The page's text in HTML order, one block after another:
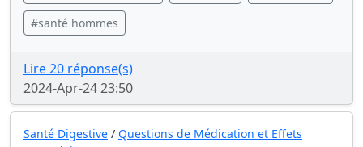
#santé hommes
Lire 20 réponse(s)
2024-Apr-24 23:50
Santé Digestive / Questions de Médication et Effets